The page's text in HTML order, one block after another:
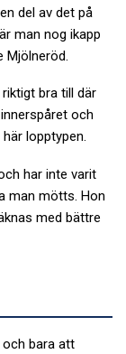
del av det på
man nog ikapp
Mjölneröd.
bra till där
och
lopptypen.
har inte varit
man mötts. Hon
med bättre
bara att